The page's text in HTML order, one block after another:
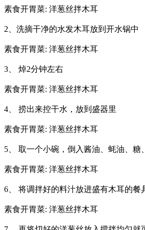
素食开胃菜: 洋葱丝拌木耳
2、洗摘干净的水发木耳放到开水锅中
素食开胃菜: 洋葱丝拌木耳
3、 焯2分钟左右
素食开胃菜: 洋葱丝拌木耳
4、 捞出来控干水，放到盛器里
素食开胃菜: 洋葱丝拌木耳
5、 取一个小碗，倒入酱油、蚝油、
素食开胃菜: 洋葱丝拌木耳
6、 将调拌好的料汁放进盛有木耳的餐
素食开胃菜: 洋葱丝拌木耳